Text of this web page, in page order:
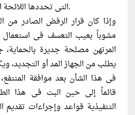
التى تحددها اللائحة التنفيذية لهذا القانون.
وإذا كان قرار الرفض الصادر من
مشوباً بعيب التعسف فى استعمال
المرتهن مصلحة جديرة بالحماية،
يطلب من الجهاز المد أو التجديد،
فى هذا الشأن بعد موافقة
قائماً إلى حين البت فى هذا
التنفيذية قواعد وإجراءات